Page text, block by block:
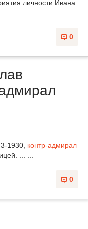
личности Ивана
0
1930, контр-адмирал
... ...
0